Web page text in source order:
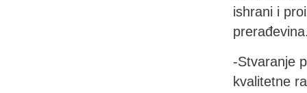
ishrani i
-Stvaranje
kvalitetne